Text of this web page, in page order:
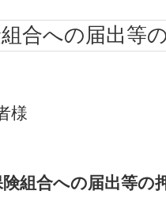
合への届出等
様
険組合への届出等の